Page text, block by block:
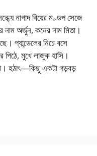
নাগাদ বিয়ের মণ্ডপ সেজে
অর্জুন, কনের নাম মিতা।
প্যান্ডেলের নিচে বসে
মুখে লাজুক হাসি।
হঠাৎ—কিছু একটা গড়বড়